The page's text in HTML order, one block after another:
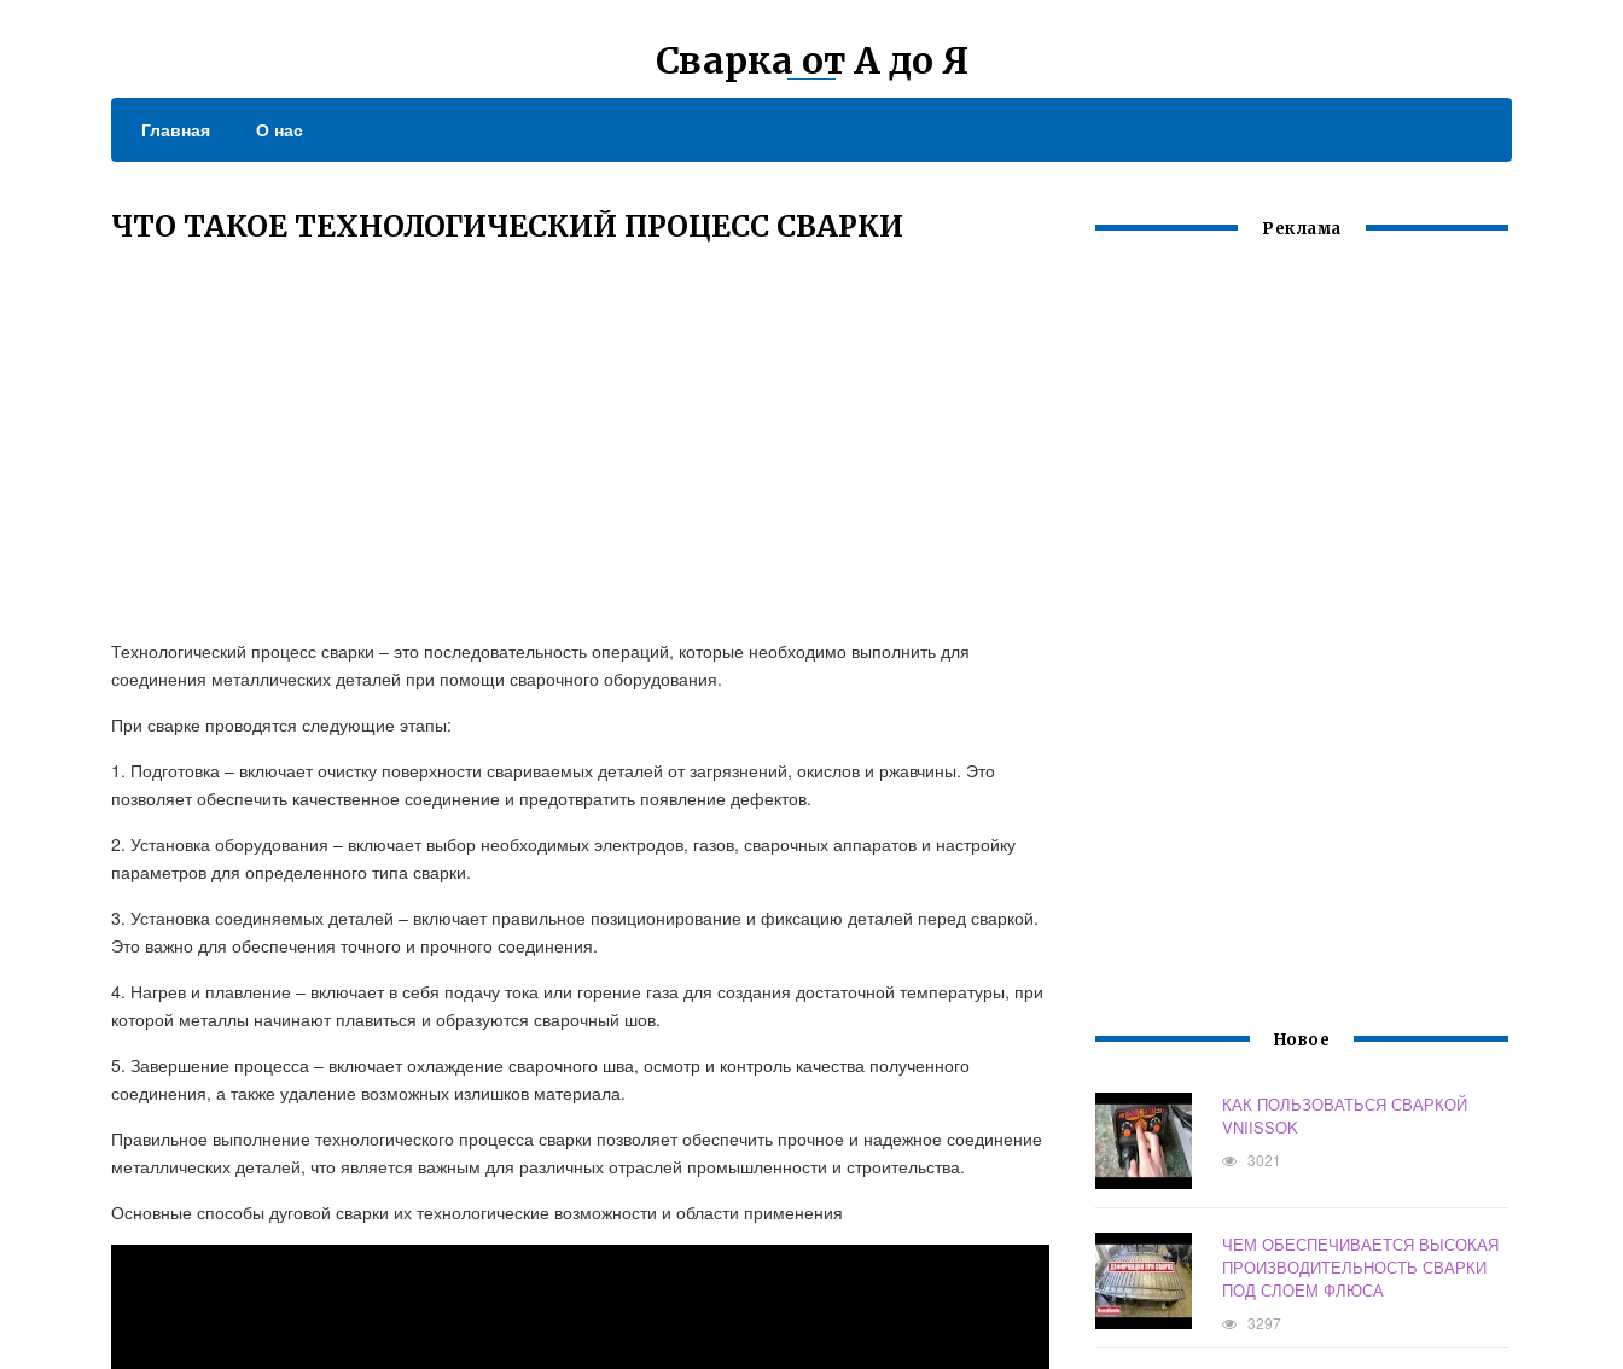
Сварка от А до Я
Главная О нас
ЧТО ТАКОЕ ТЕХНОЛОГИЧЕСКИЙ ПРОЦЕСС СВАРКИ
Технологический процесс сварки – это последовательность операций, которые необходимо выполнить для
соединения металлических деталей при помощи сварочного оборудования.
При сварке проводятся следующие этапы:
1. Подготовка – включает очистку поверхности свариваемых деталей от загрязнений, окислов и ржавчины. Это
позволяет обеспечить качественное соединение и предотвратить появление дефектов.
2. Установка оборудования – включает выбор необходимых электродов, газов, сварочных аппаратов и настройку
параметров для определенного типа сварки.
3. Установка соединяемых деталей – включает правильное позиционирование и фиксацию деталей перед сваркой.
Это важно для обеспечения точного и прочного соединения.
4. Нагрев и плавление – включает в себя подачу тока или горение газа для создания достаточной температуры, при
которой металлы начинают плавиться и образуются сварочный шов.
5. Завершение процесса – включает охлаждение сварочного шва, осмотр и контроль качества полученного
соединения, а также удаление возможных излишков материала.
Правильное выполнение технологического процесса сварки позволяет обеспечить прочное и надежное соединение
металлических деталей, что является важным для различных отраслей промышленности и строительства.
Основные способы дуговой сварки их технологические возможности и области применения
Реклама
Новое
КАК ПОЛЬЗОВАТЬСЯ СВАРКОЙ
VNIISSOK
3021
ЧЕМ ОБЕСПЕЧИВАЕТСЯ ВЫСОКАЯ
ПРОИЗВОДИТЕЛЬНОСТЬ СВАРКИ
ПОД СЛОЕМ ФЛЮСА
3297